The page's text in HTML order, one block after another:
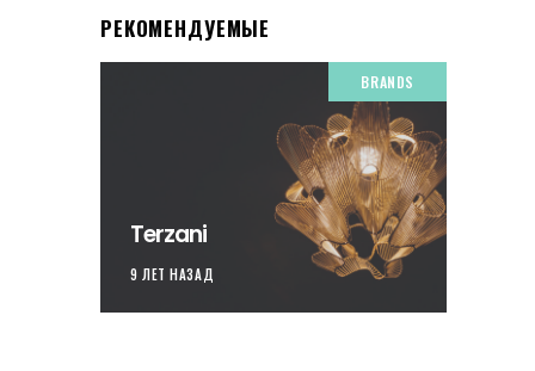
РЕКОМЕНДУЕМЫЕ
BRANDS
Terzani
9 ЛЕТ НАЗАД